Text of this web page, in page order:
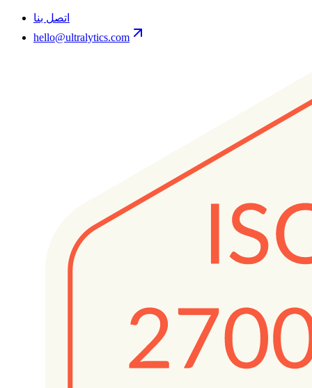
اتصل بنا
hello@ultralytics.com